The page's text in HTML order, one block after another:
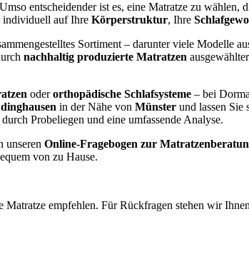
entscheidender ist es, eine Matratze zu
individuell auf Ihre Körperstruktur, Ihre
Sortiment – darunter viele Modelle
nachhaltig produzierte Matratzen
oderorthopädische Schlafsysteme – bei
in der Nähe von Münster und lassen Sie
Probeliegen und eine umfassende Analyse.
unseren Online-Fragebogen zur
von zu Hause.
empfehlen. Für Rückfragen stehen wir